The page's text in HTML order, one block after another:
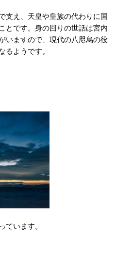
支え、天皇や皇族の代わりに国
とです。身の回りの世話は宮内
いますので、現代の八咫烏の役
るようです。
ています。